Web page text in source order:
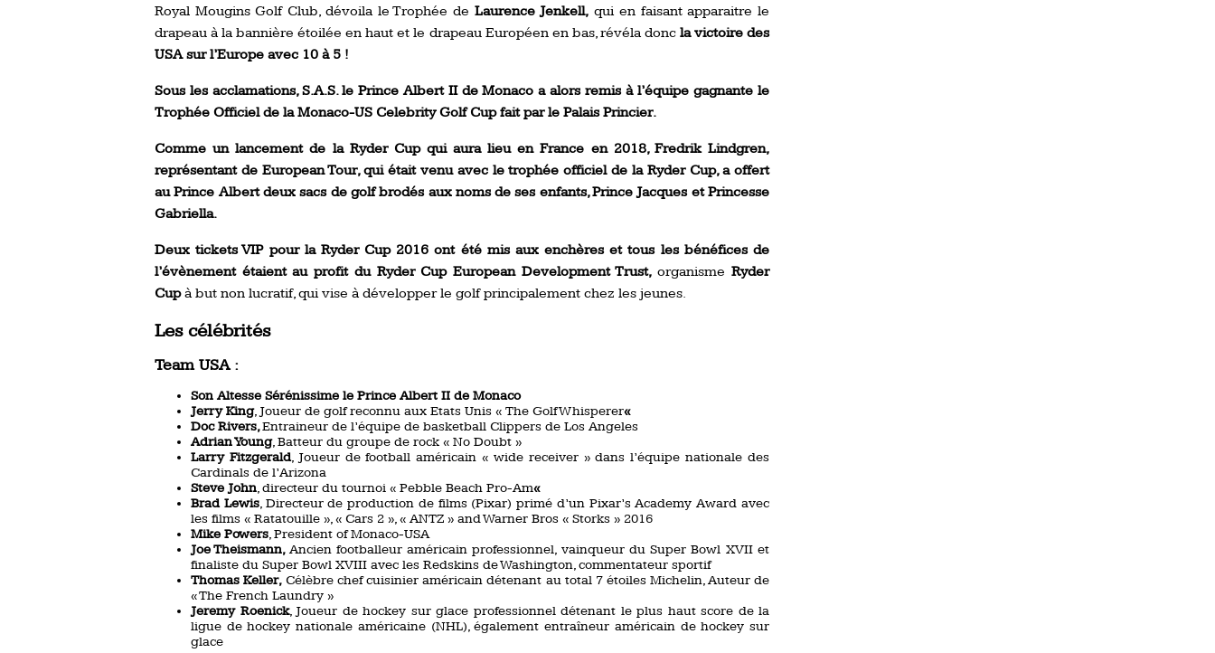
Royal Mougins Golf Club, dévoila le Trophée de Laurence Jenkell,qui en faisant apparaitre le
drapeau à la bannière étoilée en haut et le drapeau Européen en bas, révéla doncla victoire des
USA sur l’Europe avec 10 à 5 !
Sous les acclamations, S.A.S. le Prince Albert II de Monaco a alors remis à l’équipe gagnante le
Trophée Officiel de la Monaco-US Celebrity Golf Cup fait par le Palais Princier.
Comme un lancement de la Ryder Cup qui aura lieu en France en 2018, Fredrik Lindgren,
représentant de European Tour, qui était venu avec le trophée officiel de la Ryder Cup, a offert
au Prince Albert deux sacs de golf brodés aux noms de ses enfants, Prince Jacques et Princesse
Gabriella.
Deux tickets VIP pour la Ryder Cup 2016 ont été mis aux enchères et tous les bénéfices de
l’évènement étaient au profit du Ryder Cup European Development Trust,organismeRyder
Cupà but non lucratif, qui vise à développer le golf principalement chez les jeunes.
Les célébrités
Team USA :
Son Altesse Sérénissime le Prince Albert II de Monaco
Jerry King, Joueur de golf reconnu aux Etats Unis « The Golf Whisperer«
Doc Rivers,Entraineur de l’équipe de basketball Clippers de Los Angeles
Adrian Young, Batteur du groupe de rock « No Doubt »
Larry Fitzgerald, Joueur de football américain « wide receiver » dans l’équipe nationale des
Cardinals de l’Arizona
Steve John, directeur du tournoi « Pebble Beach Pro-Am«
Brad Lewis, Directeur de production de films (Pixar) primé d’un Pixar’s Academy Award avec
les films « Ratatouille », « Cars 2 », « ANTZ » and Warner Bros « Storks » 2016
Mike Powers, President of Monaco-USA
Joe Theismann, Ancien footballeur américain professionnel, vainqueur du Super Bowl XVII et
finaliste du Super Bowl XVIII avec les Redskins de Washington, commentateur sportif
Thomas Keller, Célèbre chef cuisinier américain détenant au total 7 étoiles Michelin, Auteur de
« The French Laundry »
Jeremy Roenick, Joueur de hockey sur glace professionnel détenant le plus haut score de la
ligue de hockey nationale américaine (NHL), également entraîneur américain de hockey sur
glace